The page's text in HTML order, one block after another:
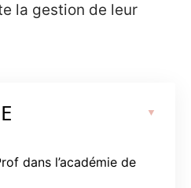
la gestion de leur
dans l’académie de